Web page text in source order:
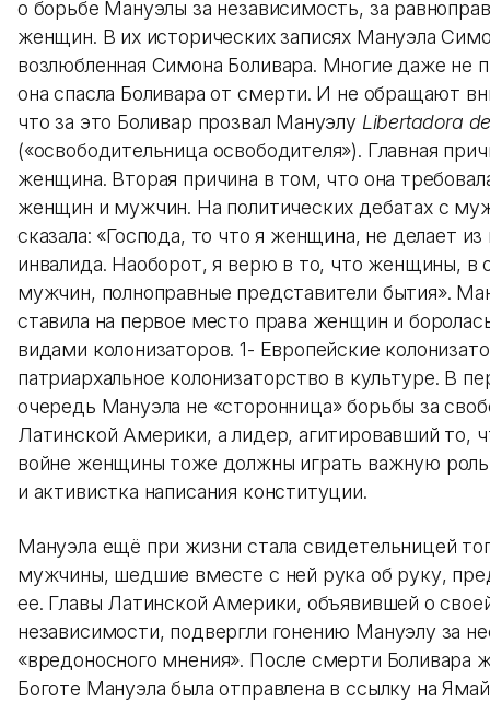
о борьбе Мануэлы за независимость, за
женщин. В их исторических записях Мануэла
возлюбленная Симона Боливара. Многие даже не
она спасла Боливара от смерти. И не обращают
что за это Боливар прозвал Мануэлу Libertadora
(«освободительница освободителя»). Главная
женщина. Вторая причина в том, что она
женщин и мужчин. На политических дебатах с
сказала: «Господа, то что я женщина, не делает
инвалида. Наоборот, я верю в то, что женщины, в
мужчин, полноправные представители бытия».
ставила на первое место права женщин и
видами колонизаторов. 1- Европейские
патриархальное колонизаторство в культуре. В
очередь Мануэла не «сторонница» борьбы за
Латинской Америки, а лидер, агитировавший то,
войне женщины тоже должны играть важную
и активистка написания конституции.
Мануэла ещё при жизни стала свидетельницей
мужчины, шедшие вместе с ней рука об руку,
ее. Главы Латинской Америки, объявившей о
независимости, подвергли гонению Мануэлу за
«вредоносного мнения». После смерти Боливара
Боготе Мануэла была отправлена в ссылку на